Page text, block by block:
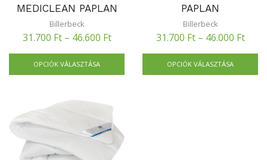
MEDICLEAN PAPLAN
Billerbeck
31.700 Ft– 46.600 Ft
OPCIÓK VÁLASZTÁSA
PAPLAN
Billerbeck
31.700 Ft– 46.000 Ft
OPCIÓK VÁLASZTÁSA